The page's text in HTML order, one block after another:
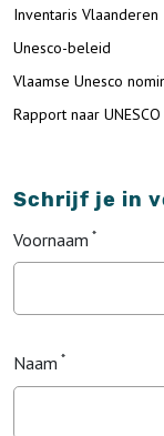
Inventaris Vlaanderen
Unesco-beleid
Vlaamse Unesco
Rapport naar
Schrijf je in
Voornaam
Naam